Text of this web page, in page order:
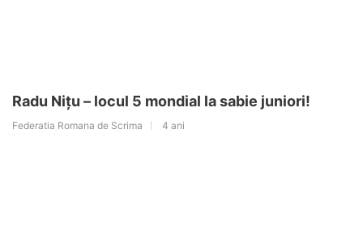
Radu Nițu – locul 5 mondial la sabie juniori!
Federatia Romana de Scrima 4 ani